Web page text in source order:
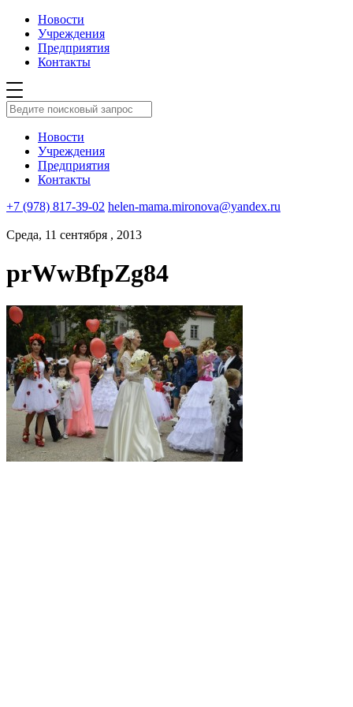
Новости
Учреждения
Предприятия
Контакты
Новости
Учреждения
Предприятия
Контакты
+7 (978) 817-39-02 helen-mama.mironova@yandex.ru
Среда, 11 сентября , 2013
prWwBfpZg84